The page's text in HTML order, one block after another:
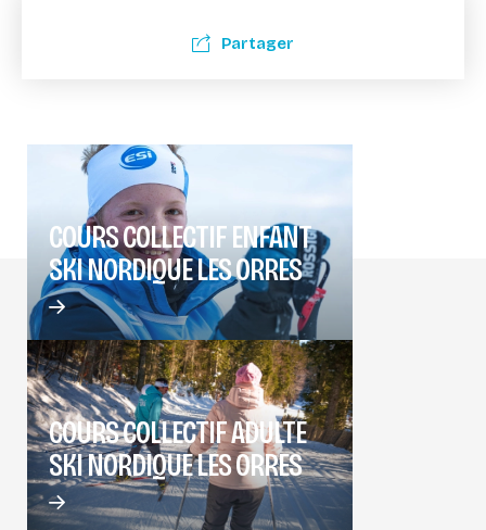
Partager
COURS COLLECTIF ENFANT
SKI NORDIQUE LES ORRES
COURS COLLECTIF ADULTE
SKI NORDIQUE LES ORRES